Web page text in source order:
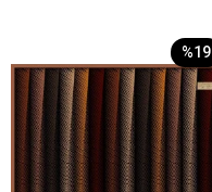
%19